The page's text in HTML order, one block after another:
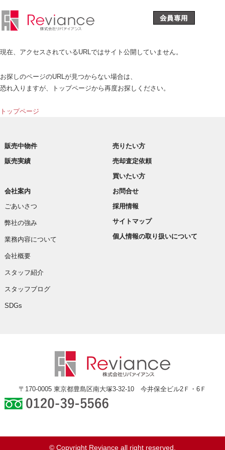
現在、アクセスされているURLではサイト公開していません。
お探しのページのURLが見つからない場合は、
恐れ入りますが、トップページから再度お探しください。
トップページ
販売中物件
販売実績
売りたい方
売却査定依頼
買いたい方
会社案内
ごあいさつ
弊社の強み
業務内容について
会社概要
スタッフ紹介
スタッフブログ
SDGs
お問合せ
採用情報
サイトマップ
個人情報の取り扱いについて
〒170-0005 東京都豊島区南大塚3-32-10 今井保全ビル2Ｆ・6Ｆ
© Copyright Reviance all right reserved.